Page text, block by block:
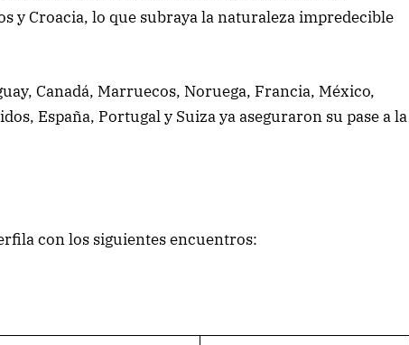
y Croacia, lo que subraya la naturaleza impredecible
Canadá, Marruecos, Noruega, Francia, México,
España, Portugal y Suiza ya aseguraron su pase a la
con los siguientes encuentros: